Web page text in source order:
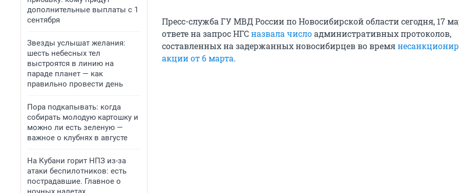
дополнительные выплаты с 1
сентября
Звезды услышат желания:
шесть небесных тел
выстроятся в линию на
параде планет — как
правильно провести день
Пора подкапывать: когда
собирать молодую картошку и
можно ли есть зеленую —
важное о клубнях в августе
На Кубани горит НПЗ из-за
атаки беспилотников: есть
пострадавшие. Главное о
Пресс-служба ГУ МВД России по Новосибирской области сегодня, 17
ответе на запрос НГСназвала числоадминистративных протоколов,
составленных на задержанных новосибирцев во время
акции от 6 марта.